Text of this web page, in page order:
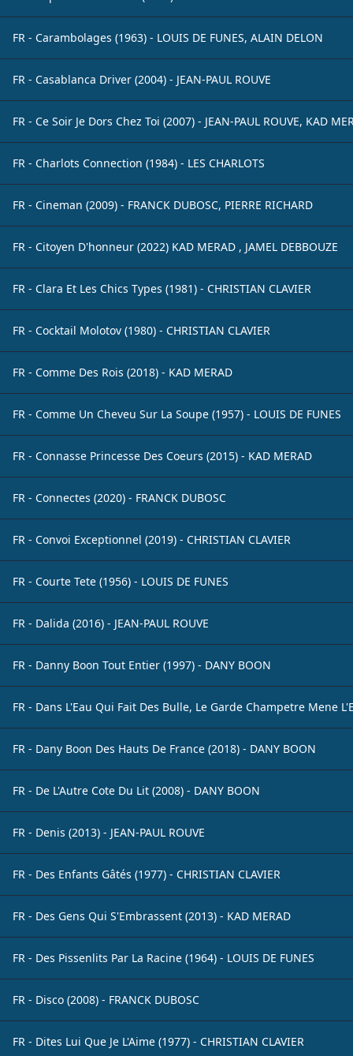
FR - Carambolages (1963) - LOUIS DE FUNES, ALAIN DELON
FR - Casablanca Driver (2004) - JEAN-PAUL ROUVE
FR - Ce Soir Je Dors Chez Toi (2007) - JEAN-PAUL ROUVE, KAD
FR - Charlots Connection (1984) - LES CHARLOTS
FR - Cineman (2009) - FRANCK DUBOSC, PIERRE RICHARD
FR - Citoyen D'honneur (2022) KAD MERAD , JAMEL DEBBOUZE
FR - Clara Et Les Chics Types (1981) - CHRISTIAN CLAVIER
FR - Cocktail Molotov (1980) - CHRISTIAN CLAVIER
FR - Comme Des Rois (2018) - KAD MERAD
FR - Comme Un Cheveu Sur La Soupe (1957) - LOUIS DE FUNES
FR - Connasse Princesse Des Coeurs (2015) - KAD MERAD
FR - Connectes (2020) - FRANCK DUBOSC
FR - Convoi Exceptionnel (2019) - CHRISTIAN CLAVIER
FR - Courte Tete (1956) - LOUIS DE FUNES
FR - Dalida (2016) - JEAN-PAUL ROUVE
FR - Danny Boon Tout Entier (1997) - DANY BOON
FR - Dans L'Eau Qui Fait Des Bulle, Le Garde Champetre Mene
FR - Dany Boon Des Hauts De France (2018) - DANY BOON
FR - De L'Autre Cote Du Lit (2008) - DANY BOON
FR - Denis (2013) - JEAN-PAUL ROUVE
FR - Des Enfants Gâtés (1977) - CHRISTIAN CLAVIER
FR - Des Gens Qui S'Embrassent (2013) - KAD MERAD
FR - Des Pissenlits Par La Racine (1964) - LOUIS DE FUNES
FR - Disco (2008) - FRANCK DUBOSC
FR - Dites Lui Que Je L'Aime (1977) - CHRISTIAN CLAVIER